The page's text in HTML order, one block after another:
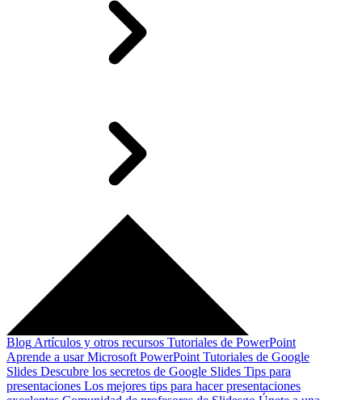
Blog Artículos y otros recursos Tutoriales de PowerPoint
Aprende a usar Microsoft PowerPoint Tutoriales de Google
Slides Descubre los secretos de Google Slides Tips para
presentaciones Los mejores tips para hacer presentaciones